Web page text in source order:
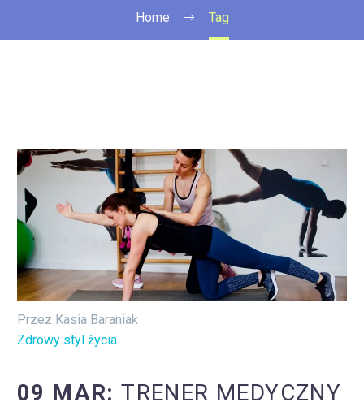
Home Tag
Przez Kasia Baraniak
Zdrowy styl życia
09 MAR:TRENER MEDYCZNY